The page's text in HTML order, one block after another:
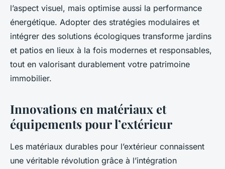
Camille• 6 octobre 2025•6 min de lecture
l’aspect visuel, mais optimise aussi la performance
énergétique. Adopter des stratégies modulaires et
intégrer des solutions écologiques transforme jardins
et patios en lieux à la fois modernes et responsables,
tout en valorisant durablement votre patrimoine
immobilier.
Innovations en matériaux et
équipements pour l’extérieur
Les matériaux durables pour l’extérieur connaissent
une véritable révolution grâce à l’intégration